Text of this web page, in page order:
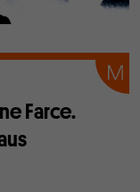
Farce.